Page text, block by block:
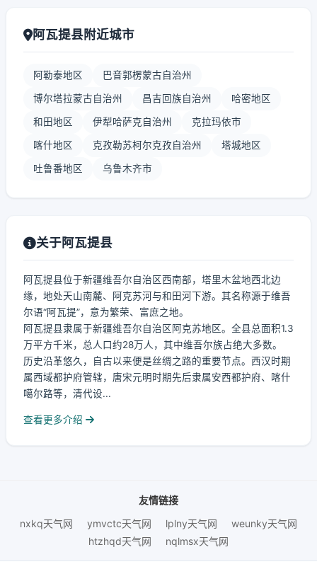
阿瓦提县附近城市
阿勒泰地区 巴音郭楞蒙古自治州
博尔塔拉蒙古自治州 昌吉回族自治州 哈密地区
和田地区 伊犁哈萨克自治州 克拉玛依市
喀什地区 克孜勒苏柯尔克孜自治州 塔城地区
吐鲁番地区 乌鲁木齐市
关于阿瓦提县
阿瓦提县位于新疆维吾尔自治区西南部，塔里木盆地西北边
缘，地处天山南麓、阿克苏河与和田河下游。其名称源于维吾
尔语“阿瓦提”，意为繁荣、富庶之地。
阿瓦提县隶属于新疆维吾尔自治区阿克苏地区。全县总面积1.3
万平方千米，总人口约28万人，其中维吾尔族占绝大多数。
历史沿革悠久，自古以来便是丝绸之路的重要节点。西汉时期
属西域都护府管辖，唐宋元明时期先后隶属安西都护府、喀什
噶尔路等，清代设...
查看更多介绍
友情链接
nxkq天气网
ymvctc天气网 lplny天气网
weunky天气网
htzhqd天气网
nqlmsx天气网